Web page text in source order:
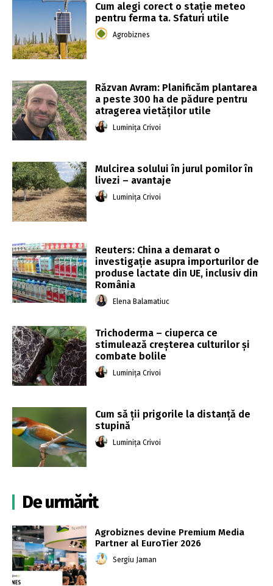
Cum alegi corect o stație meteo
pentru ferma ta. Sfaturi utile
Agrobiznes
Răzvan Avram: Planificăm plantarea
a peste 300 ha de pădure pentru
atragerea vietăților utile
Luminița Crivoi
Mulcirea solului în jurul pomilor în
livezi – avantaje
Luminița Crivoi
Reuters: China a demarat o
investigaţie asupra importurilor de
produse lactate din UE, inclusiv din
România
Elena Balamatiuc
Trichoderma – ciuperca ce
stimulează creșterea culturilor și
combate bolile
Luminița Crivoi
Cum să ții prigorile la distanță de
stupină
Luminița Crivoi
De urmărit
Agrobiznes devine Premium Media
Partner al EuroTier 2026
Sergiu Jaman